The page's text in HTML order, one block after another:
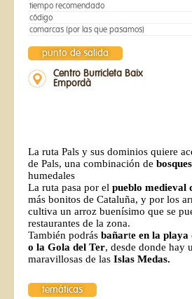
tiempo recomendado
código
comarcas (por las que pasamos)
punto de salida
Centro Burricleta Baix
Empordà
La ruta Pals y sus dominios quiere
de Pals, una combinación de
humedales
La ruta pasa por el pueblo medieval
más bonitos de Cataluña, y por los
cultiva un arroz buenísimo que se
restaurantes de la zona.
También podrás bañarte en la playa
o la Gola del Ter, desde donde hay
maravillosas de las Islas Medas.
temáticas